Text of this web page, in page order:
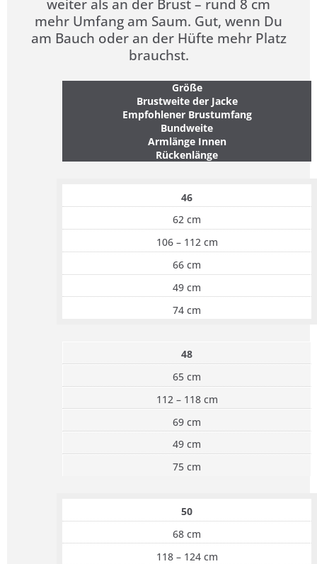
weiter als an der Brust – rund 8 cm
mehr Umfang am Saum. Gut, wenn Du
am Bauch oder an der Hüfte mehr Platz
brauchst.
Größe
Brustweite der Jacke
Empfohlener Brustumfang
Bundweite
Armlänge Innen
Rückenlänge
46
62 cm
106 – 112 cm
66 cm
49 cm
74 cm
48
65 cm
112 – 118 cm
69 cm
49 cm
75 cm
50
68 cm
118 – 124 cm